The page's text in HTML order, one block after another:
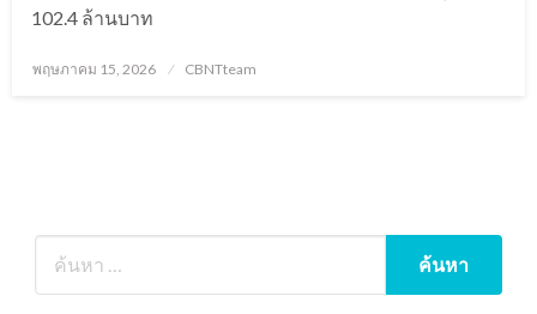
102.4 ล้านบาท
Posted
พฤษภาคม 15, 2026 CBNTteam